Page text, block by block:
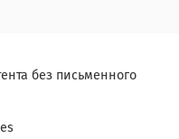
без письменного